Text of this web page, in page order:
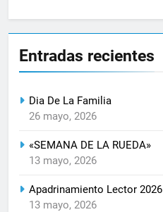
Entradas recientes
Dia De La Familia
26 mayo, 2026
«SEMANA DE LA RUEDA»
13 mayo, 2026
Apadrinamiento Lector 2026
13 mayo, 2026